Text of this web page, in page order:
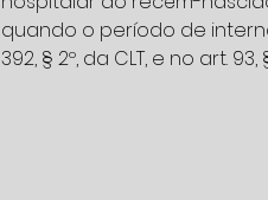
quando o período de
392, § 2º, da CLT, e no art.